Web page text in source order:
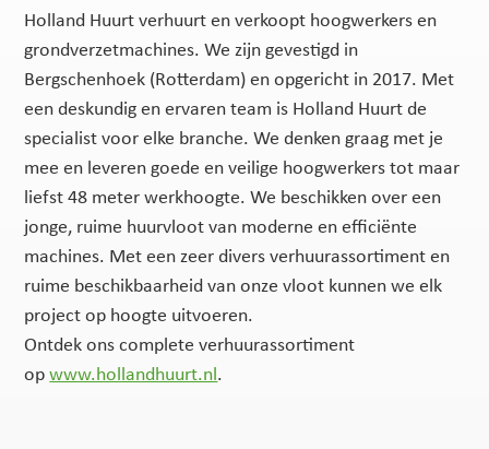
Holland Huurt verhuurt en verkoopt hoogwerkers en
grondverzetmachines. We zijn gevestigd in
Bergschenhoek (Rotterdam) en opgericht in 2017. Met
een deskundig en ervaren team is Holland Huurt de
specialist voor elke branche. We denken graag met je
mee en leveren goede en veilige hoogwerkers tot maar
liefst 48 meter werkhoogte. We beschikken over een
jonge, ruime huurvloot van moderne en efficiënte
machines. Met een zeer divers verhuurassortiment en
ruime beschikbaarheid van onze vloot kunnen we elk
project op hoogte uitvoeren.
Ontdek ons complete verhuurassortiment
opwww.hollandhuurt.nl.